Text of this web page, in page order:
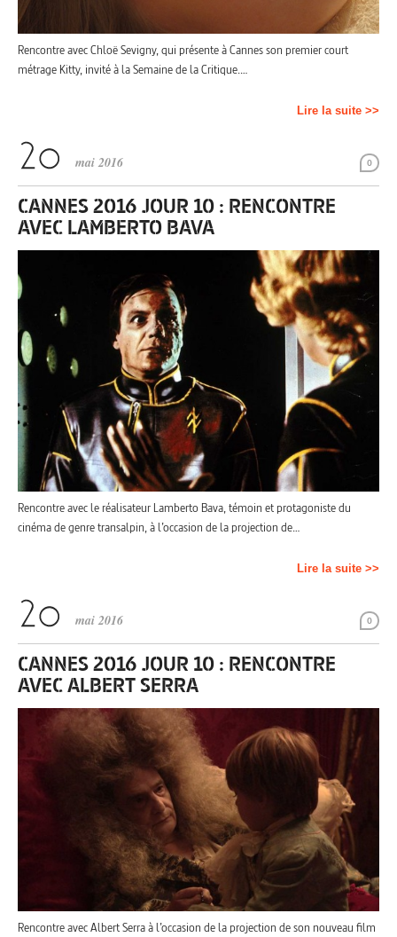
Rencontre avec Chloë Sevigny, qui présente à Cannes son premier court
métrage Kitty, invité à la Semaine de la Critique.…
Lire la suite >>
0
mai 2016
CANNES 2016 JOUR 10 : RENCONTRE
AVEC LAMBERTO BAVA
Rencontre avec le réalisateur Lamberto Bava, témoin et protagoniste du
cinéma de genre transalpin, à l’occasion de la projection de…
Lire la suite >>
0
mai 2016
CANNES 2016 JOUR 10 : RENCONTRE
AVEC ALBERT SERRA
Rencontre avec Albert Serra à l’occasion de la projection de son nouveau film